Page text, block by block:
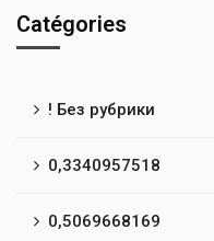
Catégories
! Без рубрики
0,3340957518
0,5069668169